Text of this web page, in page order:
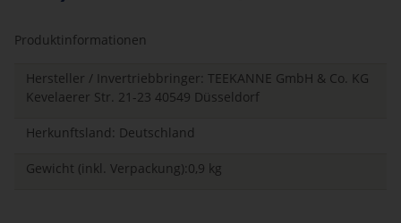
Produktinformationen
Hersteller / Invertriebbringer: TEEKANNE GmbH & Co. KG
Kevelaerer Str. 21-23 40549 Düsseldorf
Herkunftsland: Deutschland
Gewicht (inkl. Verpackung):0,9 kg